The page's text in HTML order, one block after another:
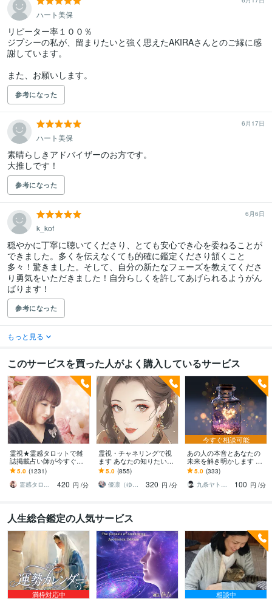
ハート美保
リピーター率１００％
ジプシーの私が、留まりたいと強く思えたAKIRAさんとのご縁に感
謝しています。
また、お願いします。
参考になった
6月17日
ハート美保
素晴らしきアドバイザーのお方です。
大推しです！
参考になった
6月6日
k_kof
穏やかに丁寧に聴いてくださり、とても安心でき心を委ねることが
できました。多くを伝えなくても的確に鑑定くださり頷くこと
多々！驚きました。そして、自分の新たなフェーズを教えてくださ
り勇気をいただきました！自分らしくを許してあげられるようがん
ばります！
参考になった
もっと見る
このサービスを買った人がよく購入しているサービス
霊視★霊感タロットで雑
誌掲載占い師が今すぐ視
ます "鑑定歴25年"霊感霊
視/芸能人/恋愛/仕事/スピ
ード鑑定
5.0 (1231)
霊感タロティスト櫻
420 円 /分
霊視・チャネリングで視
ます あなたの知りたい事
はなんですか?
5.0 (855)
優凛（ゆうりん）
320 円 /分
今すぐ相談可能
あの人の本音とあなたの
未来を解き明かします 心
が知りたい“あの人の本
音”を解答します
5.0 (333)
九条ヤト｜霊視鑑定師
100 円 /分
人生総合鑑定の人気サービス
満枠対応中
相談中